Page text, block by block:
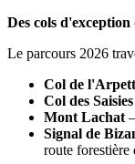
Des cols
Le parcours 2026
Col de
Col des Saisies
Mont Lachat
Signal de
route forestière